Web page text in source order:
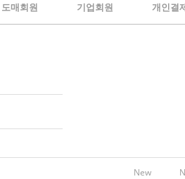
도매회원 기업회원 개인결
New